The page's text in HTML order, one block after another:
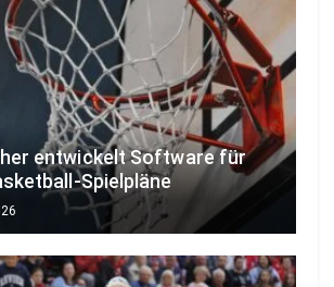
entwickelt Software für
Spielpläne